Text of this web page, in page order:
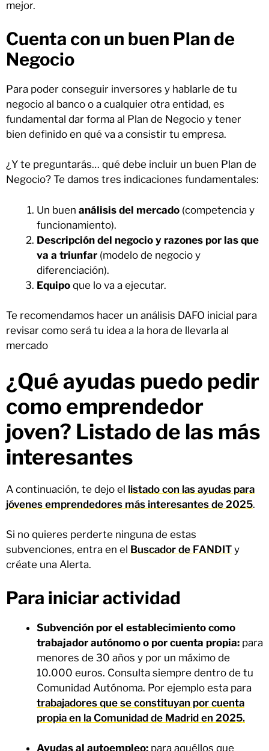
mejor.
Cuenta con un buen Plan de
Negocio
Para poder conseguir inversores y hablarle de tu
negocio al banco o a cualquier otra entidad, es
fundamental dar forma al Plan de Negocio y tener
bien definido en qué va a consistir tu empresa.
¿Y te preguntarás… qué debe incluir un buen Plan de
Negocio? Te damos tres indicaciones fundamentales:
Un buen análisis del mercado (competencia y
funcionamiento).
Descripción del negocio y razones por las que
va a triunfar (modelo de negocio y
diferenciación).
Equipo que lo va a ejecutar.
Te recomendamos hacer un análisis DAFO inicial para
revisar como será tu idea a la hora de llevarla al
mercado
¿Qué ayudas puedo pedir
como emprendedor
joven? Listado de las más
interesantes
A continuación, te dejo el listado con las ayudas para
jóvenes emprendedores más interesantes de 2025.
Si no quieres perderte ninguna de estas
subvenciones, entra en el Buscador de FANDIT y
créate una Alerta.
Para iniciar actividad
Subvención por el establecimiento como
trabajador autónomo o por cuenta propia: para
menores de 30 años y por un máximo de
10.000 euros. Consulta siempre dentro de tu
Comunidad Autónoma. Por ejemplo esta para
trabajadores que se constituyan por cuenta
propia en la Comunidad de Madrid en 2025.
Ayudas al autoempleo: para aquéllos que